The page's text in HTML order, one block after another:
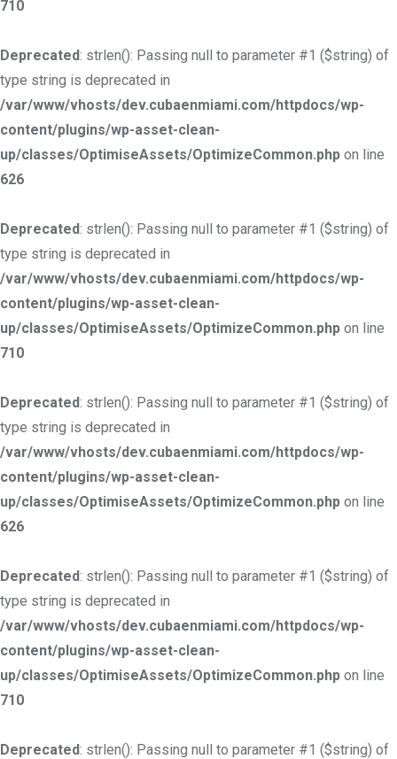
710
Deprecated: strlen(): Passing null to parameter #1 ($string) of
type string is deprecated in
/var/www/vhosts/dev.cubaenmiami.com/httpdocs/wp-
content/plugins/wp-asset-clean-
up/classes/OptimiseAssets/OptimizeCommon.php on line
626
Deprecated: strlen(): Passing null to parameter #1 ($string) of
type string is deprecated in
/var/www/vhosts/dev.cubaenmiami.com/httpdocs/wp-
content/plugins/wp-asset-clean-
up/classes/OptimiseAssets/OptimizeCommon.php on line
710
Deprecated: strlen(): Passing null to parameter #1 ($string) of
type string is deprecated in
/var/www/vhosts/dev.cubaenmiami.com/httpdocs/wp-
content/plugins/wp-asset-clean-
up/classes/OptimiseAssets/OptimizeCommon.php on line
626
Deprecated: strlen(): Passing null to parameter #1 ($string) of
type string is deprecated in
/var/www/vhosts/dev.cubaenmiami.com/httpdocs/wp-
content/plugins/wp-asset-clean-
up/classes/OptimiseAssets/OptimizeCommon.php on line
710
Deprecated: strlen(): Passing null to parameter #1 ($string) of